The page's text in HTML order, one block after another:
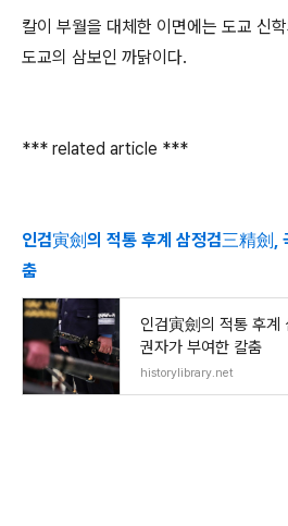
칼이 부월을 대체한 이면에는 도교 신
도교의 삼보인 까닭이다.
*** related article ***
인검寅劍의 적통 후계 삼정검三精劍,
춤
인검寅劍의 적통 후
권자가 부여한 칼춤
historylibrary.net